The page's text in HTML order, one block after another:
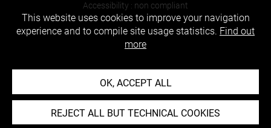
Accessibility : non compliant
This website uses cookies to improve your navigation
experience and to compile site usage statistics. Find out
more
OK, ACCEPT ALL
REJECT ALL BUT TECHNICAL COOKIES